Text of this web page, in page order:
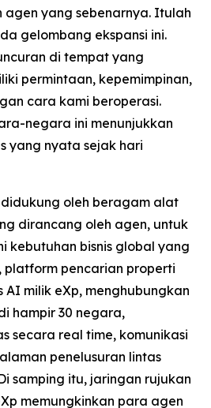
agen yang sebenarnya. Itulah
gelombang ekspansi ini.
di tempat yang
permintaan, kepemimpinan,
cara kami beroperasi.
negara ini menunjukkan
yang nyata sejak hari
oleh beragam alat
dirancang oleh agen, untuk
kebutuhan bisnis global yang
, platform pencarian properti
AI milik eXp, menghubungkan
hampir 30 negara,
secara real time, komunikasi
penelusuran lintas
samping itu, jaringan rujukan
memungkinkan para agen